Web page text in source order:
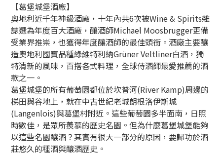
【葛堡城堡酒廠】
奧地利近千年神級酒廠，十年內共6次被Wine & Spirits雜
誌選為年度百大酒廠，釀酒師Michael Moosbrugger更備
受業界推崇，也獲得年度釀酒師的最佳頭銜。酒廠主要釀
造奧地利國寶品種綠維特利納Grüner Veltliner白酒，獨
特清新的風味，百搭各式料理，全球侍酒師最愛推薦的酒
款之一。
葛堡城堡的所有葡萄園都位於坎普河(River Kamp)周邊的
梯田與谷地上，就在中古世紀老城朗根洛伊斯城
(Langenlois)與葛堡村附近。這些葡萄園多半面南，日照
時數佳，是眾所羨慕的歷史名園。但為什麼葛堡城堡能夠
以這些名園釀酒？其實有很大一部分的原因，要歸功於酒
莊悠久的種酒與釀酒歷史。